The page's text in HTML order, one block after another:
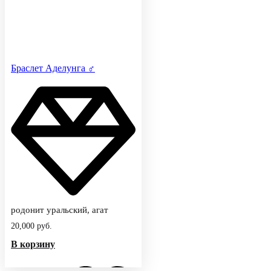
Браслет Аделунга ♂
родонит уральский, агат
20,000 руб.
В корзину